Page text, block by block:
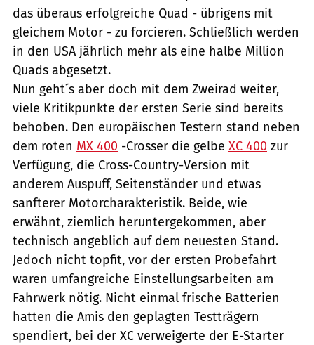
das überaus erfolgreiche Quad - übrigens mit
gleichem Motor - zu forcieren. Schließlich werden
in den USA jährlich mehr als eine halbe Million
Quads abgesetzt.
Nun geht´s aber doch mit dem Zweirad weiter,
viele Kritikpunkte der ersten Serie sind bereits
behoben. Den europäischen Testern stand neben
dem roten MX 400 -Crosser die gelbe XC 400 zur
Verfügung, die Cross-Country-Version mit
anderem Auspuff, Seitenständer und etwas
sanfterer Motorcharakteristik. Beide, wie
erwähnt, ziemlich heruntergekommen, aber
technisch angeblich auf dem neuesten Stand.
Jedoch nicht topfit, vor der ersten Probefahrt
waren umfangreiche Einstellungsarbeiten am
Fahrwerk nötig. Nicht einmal frische Batterien
hatten die Amis den geplagten Testträgern
spendiert, bei der XC verweigerte der E-Starter